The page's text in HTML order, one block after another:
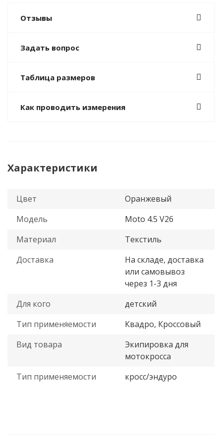
Отзывы
Задать вопрос
Таблица размеров
Как проводить измерения
Характеристики
Цвет
Оранжевый
Модель
Moto 4.5 V26
Материал
Текстиль
Доставка
На складе, доставка
или самовывоз
через 1-3 дня
Для кого
детский
Тип применяемости
Квадро, Кроссовый
Вид товара
Экипировка для
мотокросса
Тип применяемости
кросс/эндуро